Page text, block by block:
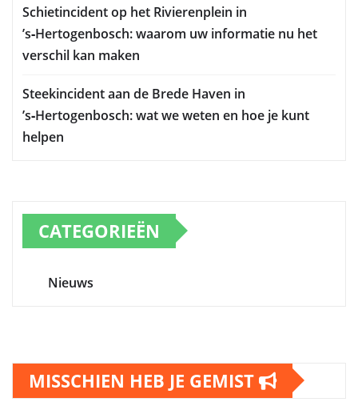
Schietincident op het Rivierenplein in
’s‑Hertogenbosch: waarom uw informatie nu het
verschil kan maken
Steekincident aan de Brede Haven in
’s‑Hertogenbosch: wat we weten en hoe je kunt
helpen
CATEGORIEËN
Nieuws
MISSCHIEN HEB JE GEMIST